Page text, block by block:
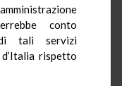
conto
di tali servizi
rispetto